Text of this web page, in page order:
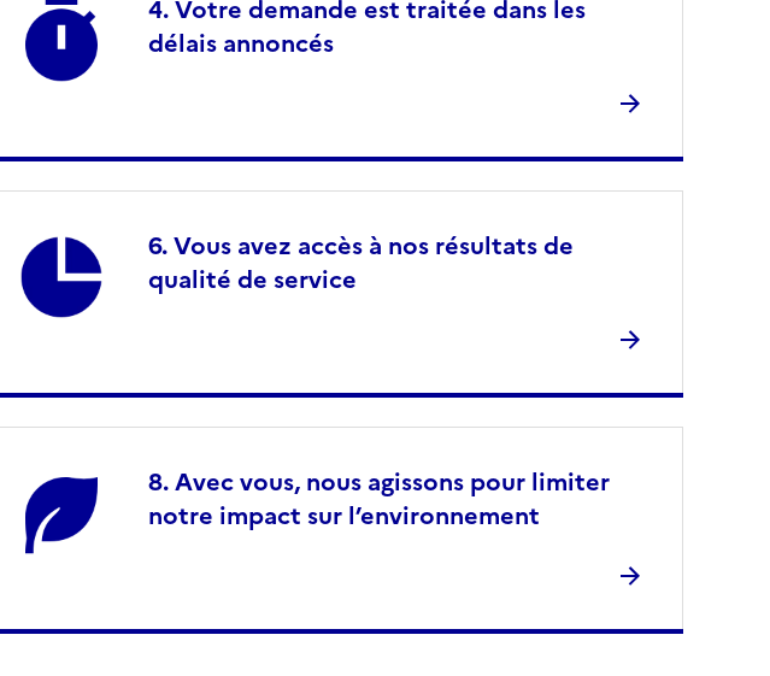
Votre demande est traitée dans les
délais annoncés
Vous avez accès à nos résultats de
qualité de service
Avec vous, nous agissons pour limiter
notre impact sur l’environnement